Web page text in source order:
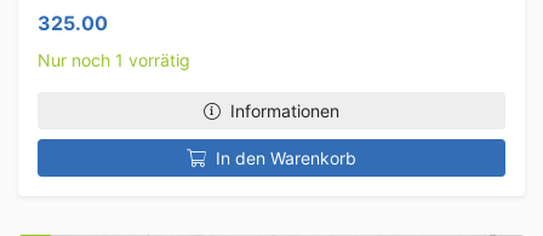
325.00
Nur noch 1 vorrätig
Informationen
In den Warenkorb